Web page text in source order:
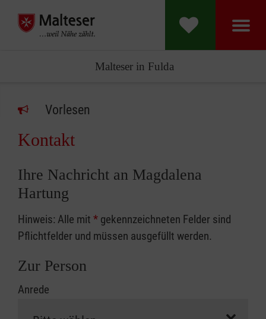
Malteser in Fulda
Vorlesen
Kontakt
Ihre Nachricht an Magdalena
Hartung
Hinweis: Alle mit * gekennzeichneten Felder sind
Pflichtfelder und müssen ausgefüllt werden.
Zur Person
Anrede